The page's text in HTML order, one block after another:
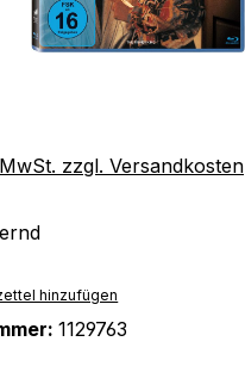
zzgl. Versandkosten
hinzufügen
1129763